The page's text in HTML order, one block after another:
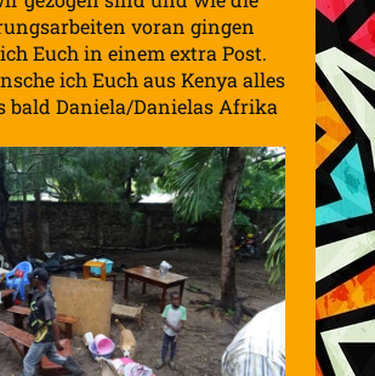
voran gingen
Euch in einem extra Post.
ich Euch aus Kenya alles
bald Daniela/Danielas Afrika